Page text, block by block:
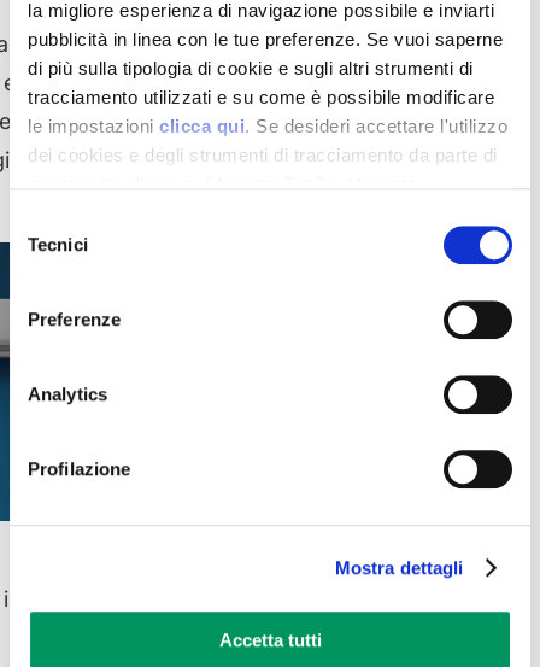
la migliore esperienza di navigazione possibile e inviarti
pubblicità in linea con le tue preferenze. Se vuoi saperne
di più sulla tipologia di cookie e sugli altri strumenti di
tracciamento utilizzati e su come è possibile modificare
le impostazioni clicca qui. Se desideri accettare l'utilizzo
dei cookies e degli strumenti di tracciamento da parte di
l’utilizzo dei cookie e mantenere le impostazioni di
delTecnici
Preferenze
Analytics
Profilazione
Mostra dettagli
Accetta tutti
ed